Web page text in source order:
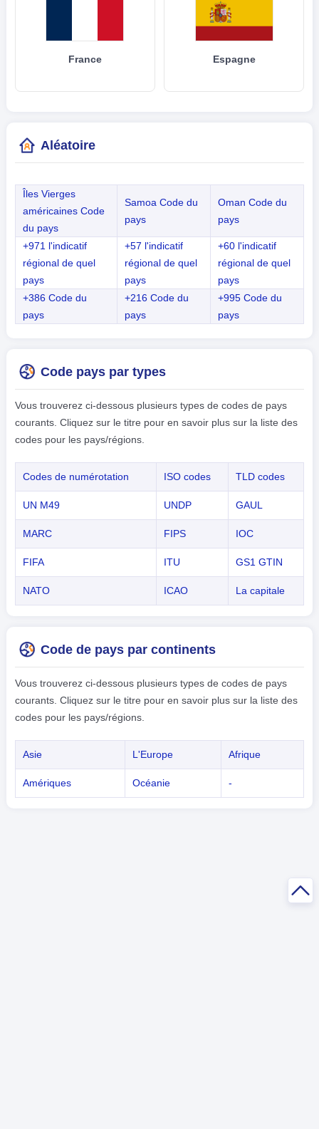
France Espagne
Aléatoire
Îles Vierges
américaines Code
du pays
Samoa Code du
pays
Oman Code du
pays
+971 l'indicatif
régional de quel
pays
+57 l'indicatif
régional de quel
pays
+60 l'indicatif
régional de quel
pays
+386 Code du
pays
+216 Code du
pays
+995 Code du
pays
Code pays par types
Vous trouverez ci-dessous plusieurs types de codes de pays
courants. Cliquez sur le titre pour en savoir plus sur la liste des
codes pour les pays/régions.
Codes de numérotation ISO codes TLD codes
UN M49 UNDP GAUL
MARC FIPS IOC
FIFA ITU GS1 GTIN
NATO ICAO La capitale
Code de pays par continents
Vous trouverez ci-dessous plusieurs types de codes de pays
courants. Cliquez sur le titre pour en savoir plus sur la liste des
codes pour les pays/régions.
Asie L'Europe Afrique
Amériques Océanie -